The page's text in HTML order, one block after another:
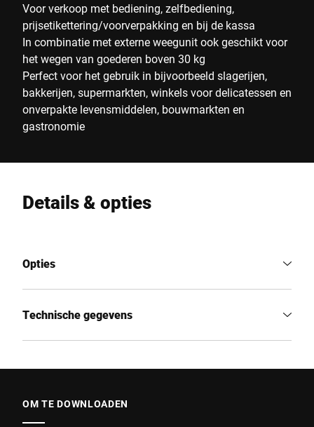
Voor verkoop met bediening, zelfbediening,
prijsetikettering/voorverpakking en bij de kassa
In combinatie met externe weegunit ook geschikt voor
het wegen van goederen boven 30 kg
Perfect voor het gebruik in bijvoorbeeld slagerijen,
bakkerijen, supermarkten, winkels voor delicatessen en
onverpakte levensmiddelen, bouwmarkten en
gastronomie
Details & opties
Opties
Technische gegevens
OM TE DOWNLOADEN